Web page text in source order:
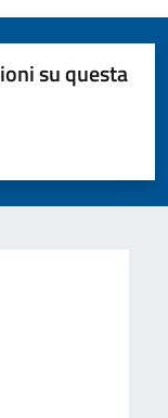
su questa